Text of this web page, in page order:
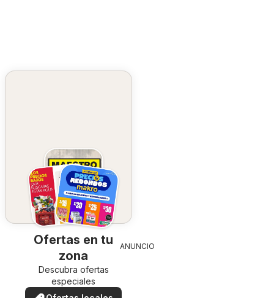
Ofertas en tu
zona
Descubra ofertas
especiales
ANUNCIO